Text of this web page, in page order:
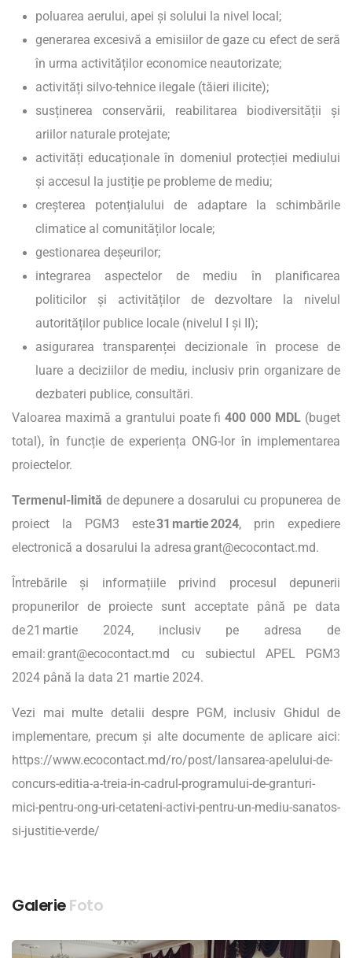
poluarea aerului, apei și solului la nivel local;
generarea excesivă a emisiilor de gaze cu efect de seră
în urma activităților economice neautorizate;
activități silvo-tehnice ilegale (tăieri ilicite);
susținerea conservării, reabilitarea biodiversității și
ariilor naturale protejate;
activități educaționale în domeniul protecției mediului
și accesul la justiție pe probleme de mediu;
creșterea potențialului de adaptare la schimbările
climatice al comunităților locale;
gestionarea deșeurilor;
integrarea aspectelor de mediu în planificarea
politicilor și activităților de dezvoltare la nivelul
autorităților publice locale (nivelul I și II);
asigurarea transparenței decizionale în procese de
luare a deciziilor de mediu, inclusiv prin organizare de
dezbateri publice, consultări.
Valoarea maximă a grantului poate fi400 000 MDL (buget
total), în funcție de experiența ONG-lor în implementarea
proiectelor.
Termenul-limită de depunere a dosarului cu propunerea de
proiect la PGM3 este31 martie 2024, prin expediere
electronică a dosarului la adresagrant@ecocontact.md.
Întrebările și informațiile privind procesul depunerii
propunerilor de proiecte sunt acceptate până pe data
de 21 martie 2024, inclusiv pe adresa de
email:grant@ecocontact.md cu subiectul APEL PGM3
2024 până la data 21 martie 2024.
Vezi mai multe detalii despre PGM, inclusiv Ghidul de
implementare, precum și alte documente de aplicare aici:
https://www.ecocontact.md/ro/post/lansarea-apelului-de-
concurs-editia-a-treia-in-cadrul-programului-de-granturi-
mici-pentru-ong-uri-cetateni-activi-pentru-un-mediu-sanatos-
si-justitie-verde/
GalerieFoto